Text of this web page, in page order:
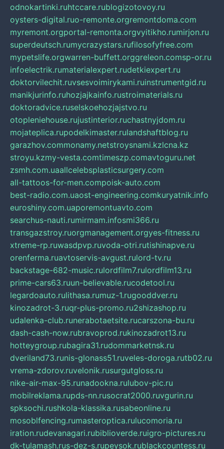
odnokartinki.ruhtccare.rublogizotovoy.ru
oysters-digital.ruo-remonte.orgremontdoma.com
myremont.orgportal-remonta.orgvyitikho.rumirjon.ru
superdeutsch.rumycrazystars.rufilosofyfree.com
mypetslife.orgwarren-buffett.orggreleon.comsp-or.ru
infoelectrik.rumaterialexpert.rudetkiexpert.ru
doktorvilechit.ruvsesvoimirykami.ruinstrumentgid.ru
manikjurinfo.ruhozjajkainfo.rustroimaterials.ru
doktoradvice.ruselskoehozjajstvo.ru
otopleniehouse.rujustinterior.ruchastnyjdom.ru
mojateplica.rupodelkimaster.rulandshaftblog.ru
garazhov.commonamy.netstroysnami.kzlcna.kz
stroyu.kzmy-vesta.comtimeszp.comavtoguru.net
zsmh.com.uaallcelebsplasticsurgery.com
all-tattoos-for-men.compoisk-auto.com
best-radio.com.uaost-engineering.comkuryatnik.info
euroshiny.com.uaporemontuavto.com
searchus-nauti.rumirmam.infosmi366.ru
transgazstroy.ruorgmanagement.orgyes-fitness.ru
xtreme-rp.ruwasdpvp.ruvoda-otri.rutishinapve.ru
orenferma.ruavtoservis-avgust.rulord-tv.ru
backstage-682-music.rulordfilm7.rulordfilm13.ru
prime-cars63.ruun-believable.rucodetool.ru
legardoauto.rulithasa.rumuz-1.rugooddver.ru
kinozadrot-3.ruqr-plus-promo.ru2shizashop.ru
udalenka-club.runerabotaetsite.rucarszona-bu.ru
dash-cash-now.rubravoprod.rukinozadrot13.ru
hotteygroup.rubagira31.rudommarketnsk.ru
dveriland73.runis-glonass51.ruveles-doroga.rutb02.ru
vrema-zdorov.ruvelonik.rusurgutgloss.ru
nike-air-max-95.runadookna.rulubov-pic.ru
mobilreklama.rupds-nn.rusocrat2000.ruvgurin.ru
spksochi.rushkola-klassika.rusabeonline.ru
mosoblfencing.rumasteroptica.rulucomoria.ru
iration.rudevanagari.rubiblioverde.ruigro-pictures.ru
dk-tulamash.rus-dez-s.rupeysok.rublackcountess.ru